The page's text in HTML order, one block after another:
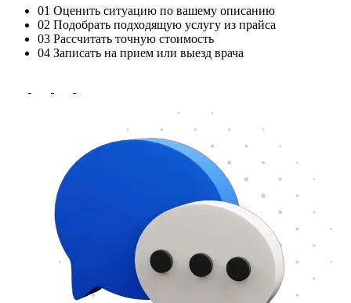
01 Оценить ситуацию по вашему описанию
02 Подобрать подходящую услугу из прайса
03 Рассчитать точную стоимость
04 Записать на прием или выезд врача